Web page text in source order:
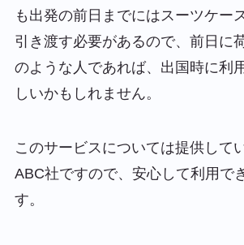
も出発の前日までにはスーツケー
引き渡す必要があるので、前日に
のような人であれば、出国時に利
しいかもしれません。
このサービスについては提供して
ABC社ですので、安心して利用で
す。